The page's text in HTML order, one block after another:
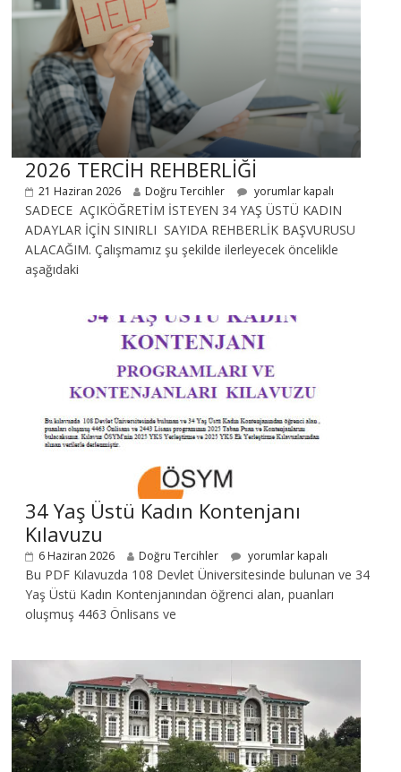
2026 TERCİH REHBERLİĞİ
21 Haziran 2026 Doğru Tercihler yorumlar kapalı
SADECE AÇIKÖĞRETİM İSTEYEN 34 YAŞ ÜSTÜ KADIN
ADAYLAR İÇİN SINIRLI SAYIDA REHBERLİK BAŞVURUSU
ALACAĞIM. Çalışmamız şu şekilde ilerleyecek öncelikle
aşağıdaki
34 Yaş Üstü Kadın Kontenjanı
Kılavuzu
6 Haziran 2026 Doğru Tercihler yorumlar kapalı
Bu PDF Kılavuzda 108 Devlet Üniversitesinde bulunan ve 34
Yaş Üstü Kadın Kontenjanından öğrenci alan, puanları
oluşmuş 4463 Önlisans ve